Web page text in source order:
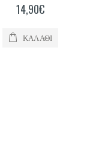
Turbo-X..
για Turbo-X TV
14,90€
ΚΑΛΆΘΙ